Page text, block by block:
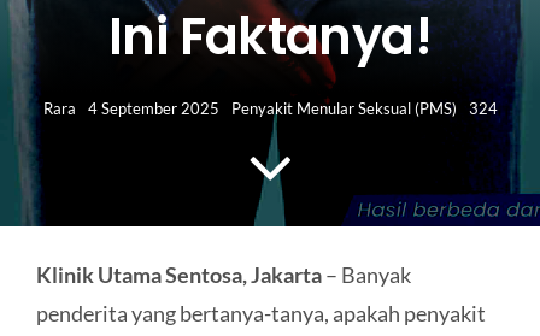
for:
Ini Faktanya!
Rara 4 September 2025 Penyakit Menular Seksual (PMS) 324
Klinik Utama Sentosa, Jakarta– Banyak
penderita yang bertanya-tanya, apakah penyakit